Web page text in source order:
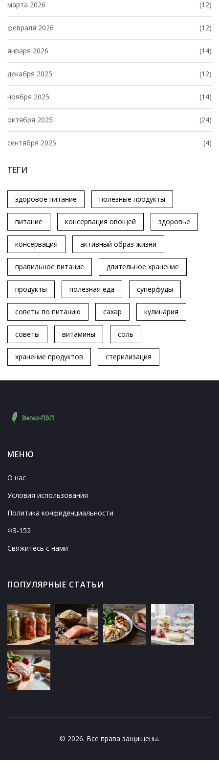
марта 2026 (12)
февраля 2026 (12)
января 2026 (14)
декабря 2025 (12)
ноября 2025 (14)
октября 2025 (24)
сентября 2025 (4)
ТЕГИ
здоровое питание полезные продукты
питание консервация овощей здоровье
консервация активный образ жизни
правильное питание длительное хранение
продукты полезная еда суперфуды
советы по питанию сахар кулинария
советы витамины соль
хранение продуктов стерилизация
МЕНЮ
О нас
Условия использования
Политика конфиденциальности
ФЗ-152
Свяжитесь с нами
ПОПУЛЯРНЫЕ СТАТЬИ
© 2026. Все права защищены.